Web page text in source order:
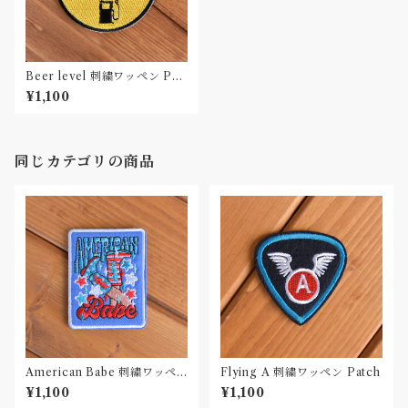
Beer level 刺繍ワッペン Pat
ch
¥1,100
同じカテゴリの商品
American Babe 刺繍ワッペ
ン Patch
¥1,100
Flying A 刺繍ワッペン Patch
¥1,100